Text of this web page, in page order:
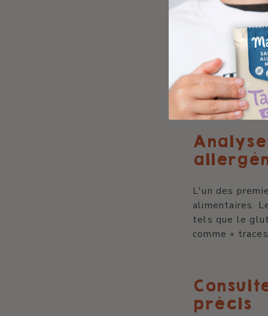
Lorsque
source de
assiette est
pour
L'un des
alimentaires.
tels que le
comme «
précis